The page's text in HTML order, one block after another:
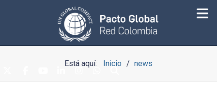
Está aquí: Inicio news